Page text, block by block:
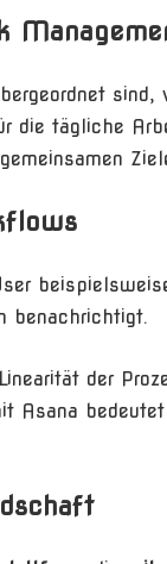
die tägliche
benachrichtigt.
der
Asana